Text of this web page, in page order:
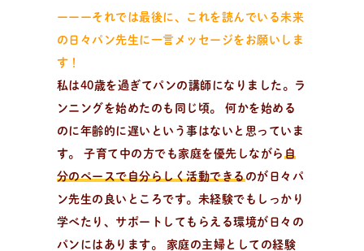
ーーーそれでは最後に、これを読んでいる未来
の日々パン先生に一言メッセージをお願いしま
す！
私は40歳を過ぎてパンの講師になりました。ラ
ンニングを始めたのも同じ頃。 何かを始める
のに年齢的に遅いという事はないと思っていま
す。 子育て中の方でも家庭を優先しながら 自
分のペースで自分らしく活動できるのが日々パ
ン先生の良いところです。未経験でもしっかり
学べたり、サポートしてもらえる環境が日々の
パンにはあります。 家庭の主婦としての経験